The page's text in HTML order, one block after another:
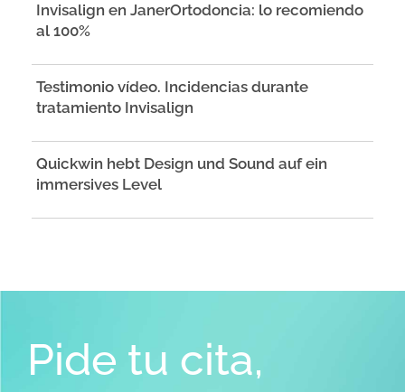
Invisalign en JanerOrtodoncia: lo recomiendo
al 100%
Testimonio vídeo. Incidencias durante
tratamiento Invisalign
Quickwin hebt Design und Sound auf ein
immersives Level
Pide tu cita,